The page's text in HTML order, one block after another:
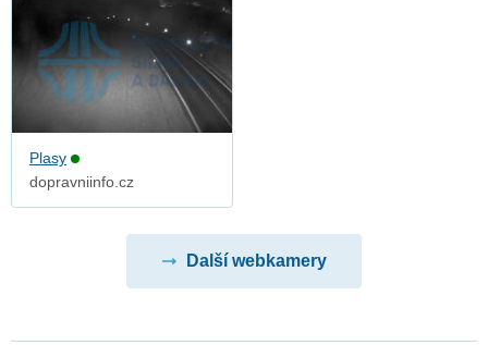
Plasy
dopravniinfo.cz
Další webkamery